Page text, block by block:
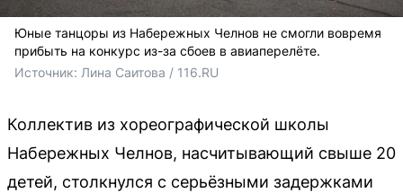
Юные танцоры из Набережных Челнов не смогли вовремя
прибыть на конкурс из-за сбоев в авиаперелёте.
Источник: Лина Саитова / 116.RU
Коллектив из хореографической школы
Набережных Челнов, насчитывающий свыше 20
детей, столкнулся с серьёзными задержками